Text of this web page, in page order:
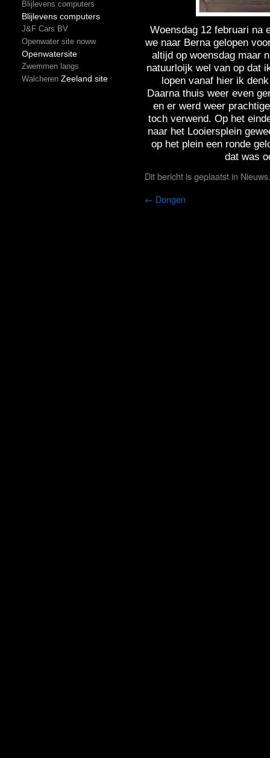
Blijlevens computers
Blijlevens computers
J&F Cars BV
Openwater site noww
Openwatersite
Zwemmen langs
WalcherenZeeland site
Woensdag 12 februari na
we naar Berna gelopen
altijd op woensdag maar
natuurloijk wel van op dat
lopen vanaf hier ik
Daarna thuis weer even
en er werd weer
toch verwend. Op het
naar het Looiersplein
op het plein een ronde
dat was
Dit bericht is geplaatst in Nieuws
← Dongen